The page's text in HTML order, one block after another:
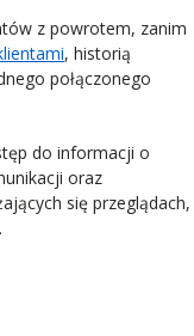
z powrotem, zanim
, historią
połączonego
do informacji o
oraz
się przeglądach,